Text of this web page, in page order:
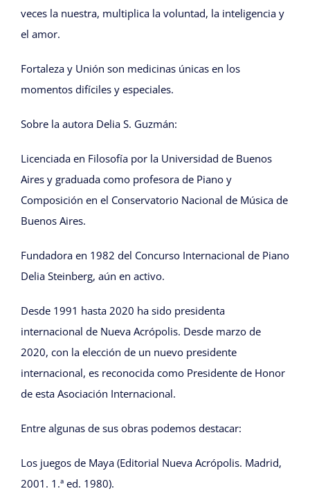
veces la nuestra, multiplica la voluntad, la inteligencia y
el amor.
Fortaleza y Unión son medicinas únicas en los
momentos difíciles y especiales.
Sobre la autora Delia S. Guzmán:
Licenciada en Filosofía por la Universidad de Buenos
Aires y graduada como profesora de Piano y
Composición en el Conservatorio Nacional de Música de
Buenos Aires.
Fundadora en 1982 del Concurso Internacional de Piano
Delia Steinberg, aún en activo.
Desde 1991 hasta 2020 ha sido presidenta
internacional de Nueva Acrópolis. Desde marzo de
2020, con la elección de un nuevo presidente
internacional, es reconocida como Presidente de Honor
de esta Asociación Internacional.
Entre algunas de sus obras podemos destacar:
Los juegos de Maya (Editorial Nueva Acrópolis. Madrid,
2001. 1.ª ed. 1980).